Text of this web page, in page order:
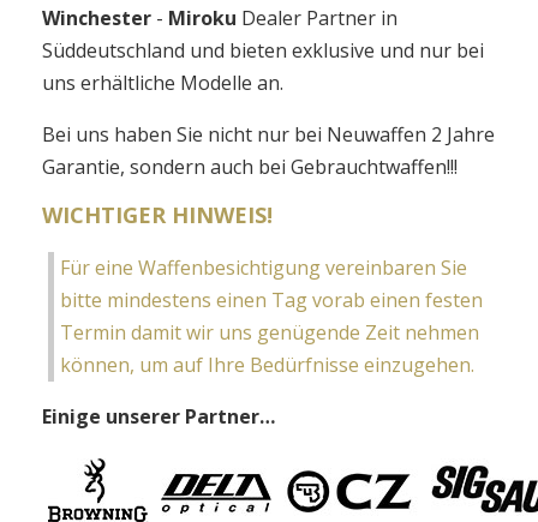
Winchester - Miroku Dealer Partner in
Süddeutschland und bieten exklusive und nur bei
uns erhältliche Modelle an.
Bei uns haben Sie nicht nur bei Neuwaffen 2 Jahre
Garantie, sondern auch bei Gebrauchtwaffen!!!
WICHTIGER HINWEIS!
Für eine Waffenbesichtigung vereinbaren Sie
bitte mindestens einen Tag vorab einen festen
Termin damit wir uns genügende Zeit nehmen
können, um auf Ihre Bedürfnisse einzugehen.
Einige unserer Partner…